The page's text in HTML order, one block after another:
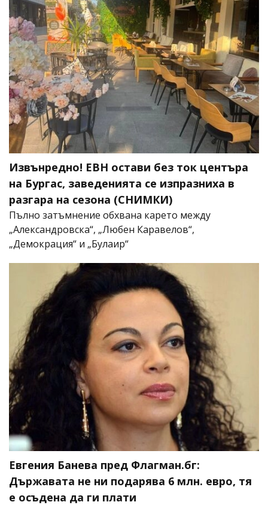
Извънредно! ЕВН остави без ток центъра
на Бургас, заведенията се изпразниха в
разгара на сезона (СНИМКИ)
Пълно затъмнение обхвана карето между
„Александровска“, „Любен Каравелов“,
„Демокрация“ и „Булаир“
Евгения Банева пред Флагман.бг:
Държавата не ни подарява 6 млн. евро, тя
е осъдена да ги плати